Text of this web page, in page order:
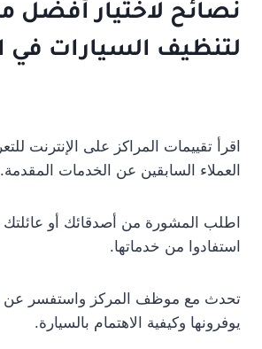
نصائح لاختيار أفضل
لتنظيف السيارات في
اقرأ تقييمات المراكز على الإنترنت
العملاء السابقين عن الخدمات المقدمة.
اطلب المشورة من أصدقائك أو عائلتك
استفادوا من خدماتها.
تحدث مع موظف المركز واستفسر عن
يوفرونها وكيفية الاهتمام بالسيارة.